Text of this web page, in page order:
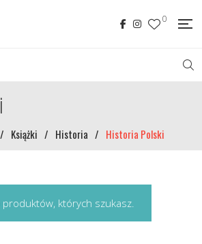
0
/ Książki / Historia / Historia Polski
produktów, których szukasz.